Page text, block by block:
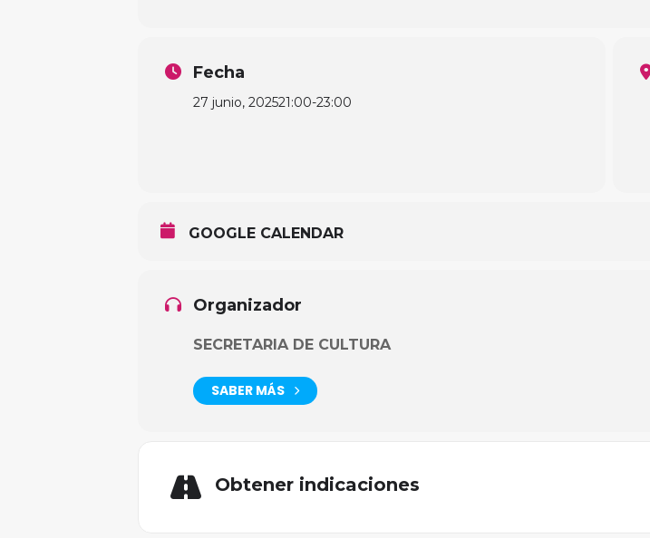
Fecha
27 junio, 202521:00-23:00
GOOGLE CALENDAR
Organizador
SECRETARIA DE CULTURA
SABER MÁS
Obtener indicaciones